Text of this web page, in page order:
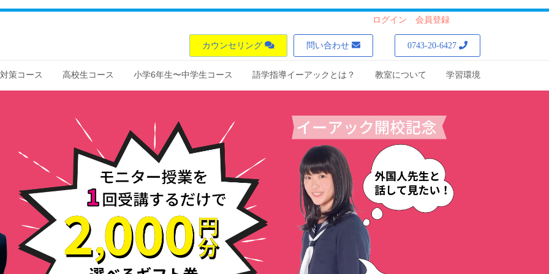
0743-20-6427
問い合わせ
カウンセリング
会員登録
ログイン
策コース 高校生コース 小学6年生〜中学生コース 語学指導イーアックとは？ 教室について 学習環境